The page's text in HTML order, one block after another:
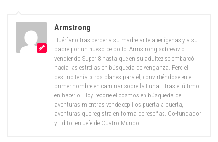
Armstrong
Huérfano tras perder a su madre ante alienígenas y a su
padre por un hueso de pollo, Armstrong sobrevivió
vendiendo Super 8 hasta que en su adultez se embarcó
hacia las estrellas en búsqueda de venganza. Pero el
destino tenía otros planes para él, convirtiéndose en el
primer hombre en caminar sobre la Luna... tras el último
en hacerlo. Hoy, recorre el cosmos en búsqueda de
aventuras mientras vende cepillos puerta a puerta,
aventuras que registra en forma de reseñas. Co-fundador
y Editor en Jefe de Cuatro Mundo.